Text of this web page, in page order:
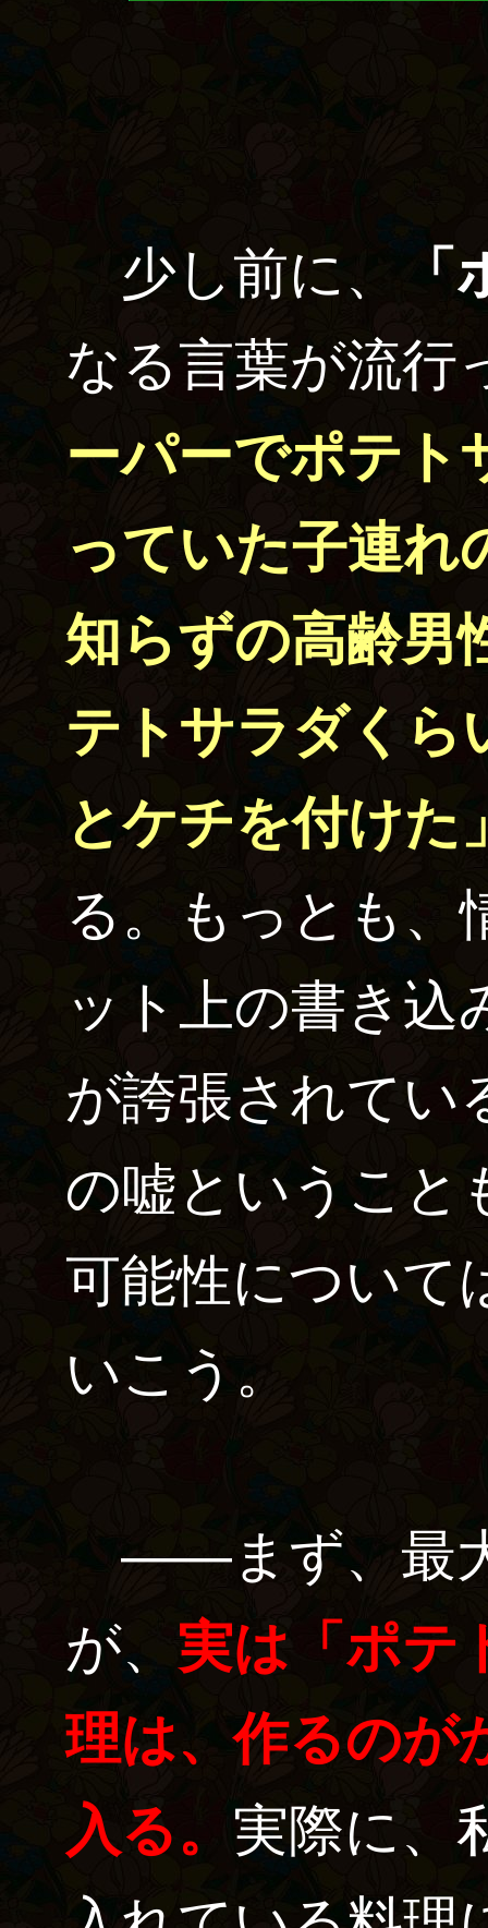
少し前に、
なる言葉が流行
ーパーでポテト
っていた子連れ
知らずの高齢男
テトサラダくら
とケチを付けた
る。もっとも、
ット上の書き込
が誇張されてい
の嘘ということ
可能性について
いこう。
――まず、最
が、 実は「ポテ
理は、作るのが
入る。 実際に、